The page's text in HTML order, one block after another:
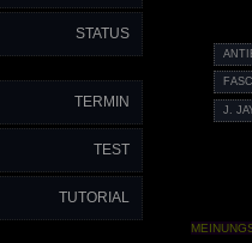
STATUS
TERMIN
TEST
TUTORIAL
J.